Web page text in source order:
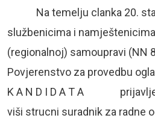
Na temelju clanka 20.
službenicima i
(regionalnoj) samoupravi (NN
Povjerenstvo za provedbu
K A N D I D A T A
viši strucni suradnik za radne